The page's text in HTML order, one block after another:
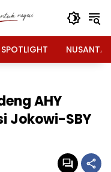
SPOTLIGHT
AHY
Jokowi-SBY